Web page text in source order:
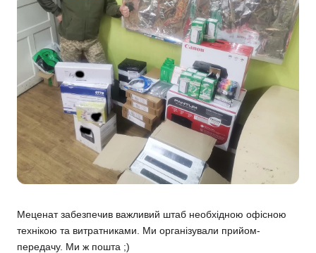
Меценат забезпечив важливий штаб необхідною офісною
технікою та витратниками. Ми організували прийом-
передачу. Ми ж пошта ;)